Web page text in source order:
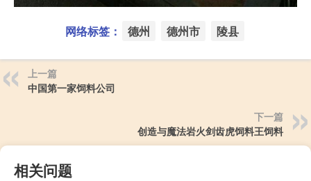
网络标签： 德州 德州市 陵县
上一篇
中国第一家饲料公司
下一篇
创造与魔法岩火剑齿虎饲料王饲料
相关问题